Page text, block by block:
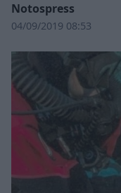
Notospress
04/09/2019 08:53